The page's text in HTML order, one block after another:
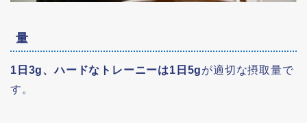
量
1日3g、ハードなトレーニーは1日5gが適切な摂取量で
す。